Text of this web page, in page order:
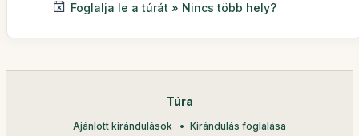
Foglalja le a túrát » Nincs több hely?
Túra
Ajánlott kirándulások Kirándulás foglalása